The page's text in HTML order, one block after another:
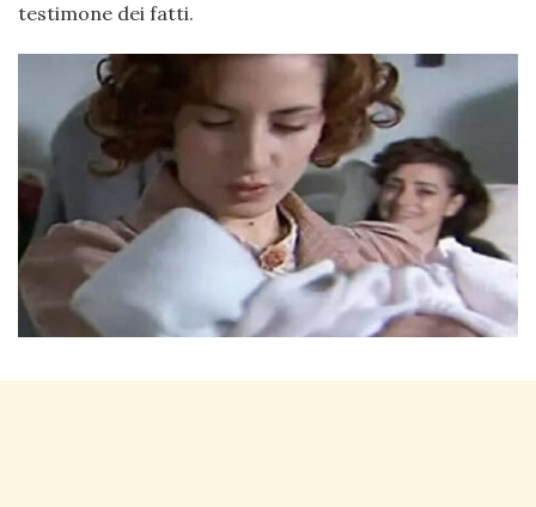
testimone dei fatti.